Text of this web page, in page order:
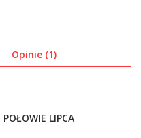
Opinie (1)
POŁOWIE LIPCA